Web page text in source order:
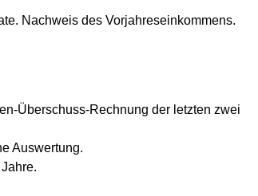
Nachweis des Vorjahreseinkommens.
Überschuss-Rechnung der letzten zwei
Auswertung.